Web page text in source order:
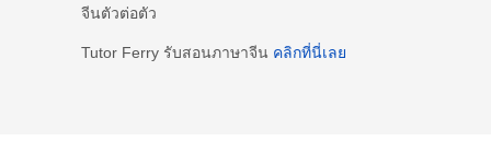
จีนตัวต่อตัว
Tutor Ferry รับสอนภาษาจีน คลิกที่นี่เลย